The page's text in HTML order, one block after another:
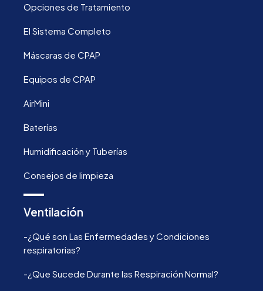
Opciones de Tratamiento
El Sistema Completo
Máscaras de CPAP
Equipos de CPAP
AirMini
Baterías
Humidificación y Tuberías
Consejos de limpieza
Ventilación
-¿Qué son Las Enfermedades y Condiciones
respiratorias?
-¿Que Sucede Durante las Respiración Normal?